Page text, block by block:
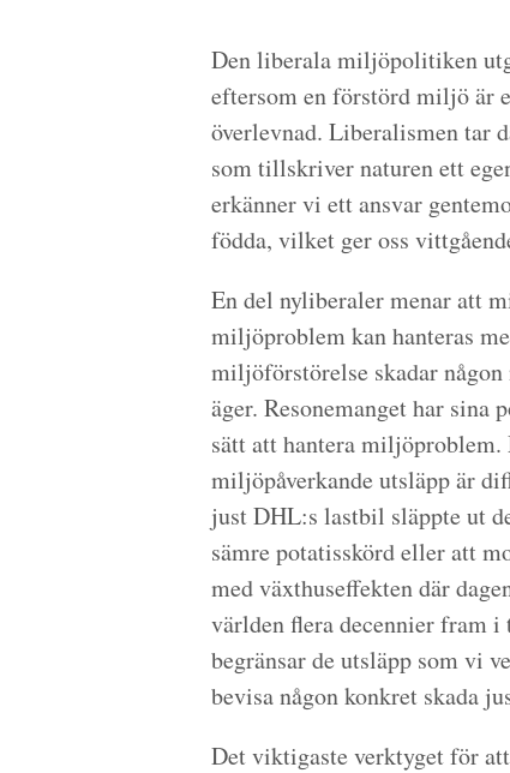
Den liberala miljöpolitiken
eftersom en förstörd miljö är
överlevnad. Liberalismen tar
som tillskriver naturen ett
erkänner vi ett ansvar
födda, vilket ger oss
En del nyliberaler menar att
miljöproblem kan hanteras
miljöförstörelse skadar
äger. Resonemanget har sina
sätt att hantera
miljöpåverkande utsläpp är
just DHL:s lastbil släppte ut
sämre potatisskörd eller att
med växthuseffekten där
världen flera decennier fram
begränsar de utsläpp som vi
bevisa någon konkret skada
Det viktigaste verktyget för